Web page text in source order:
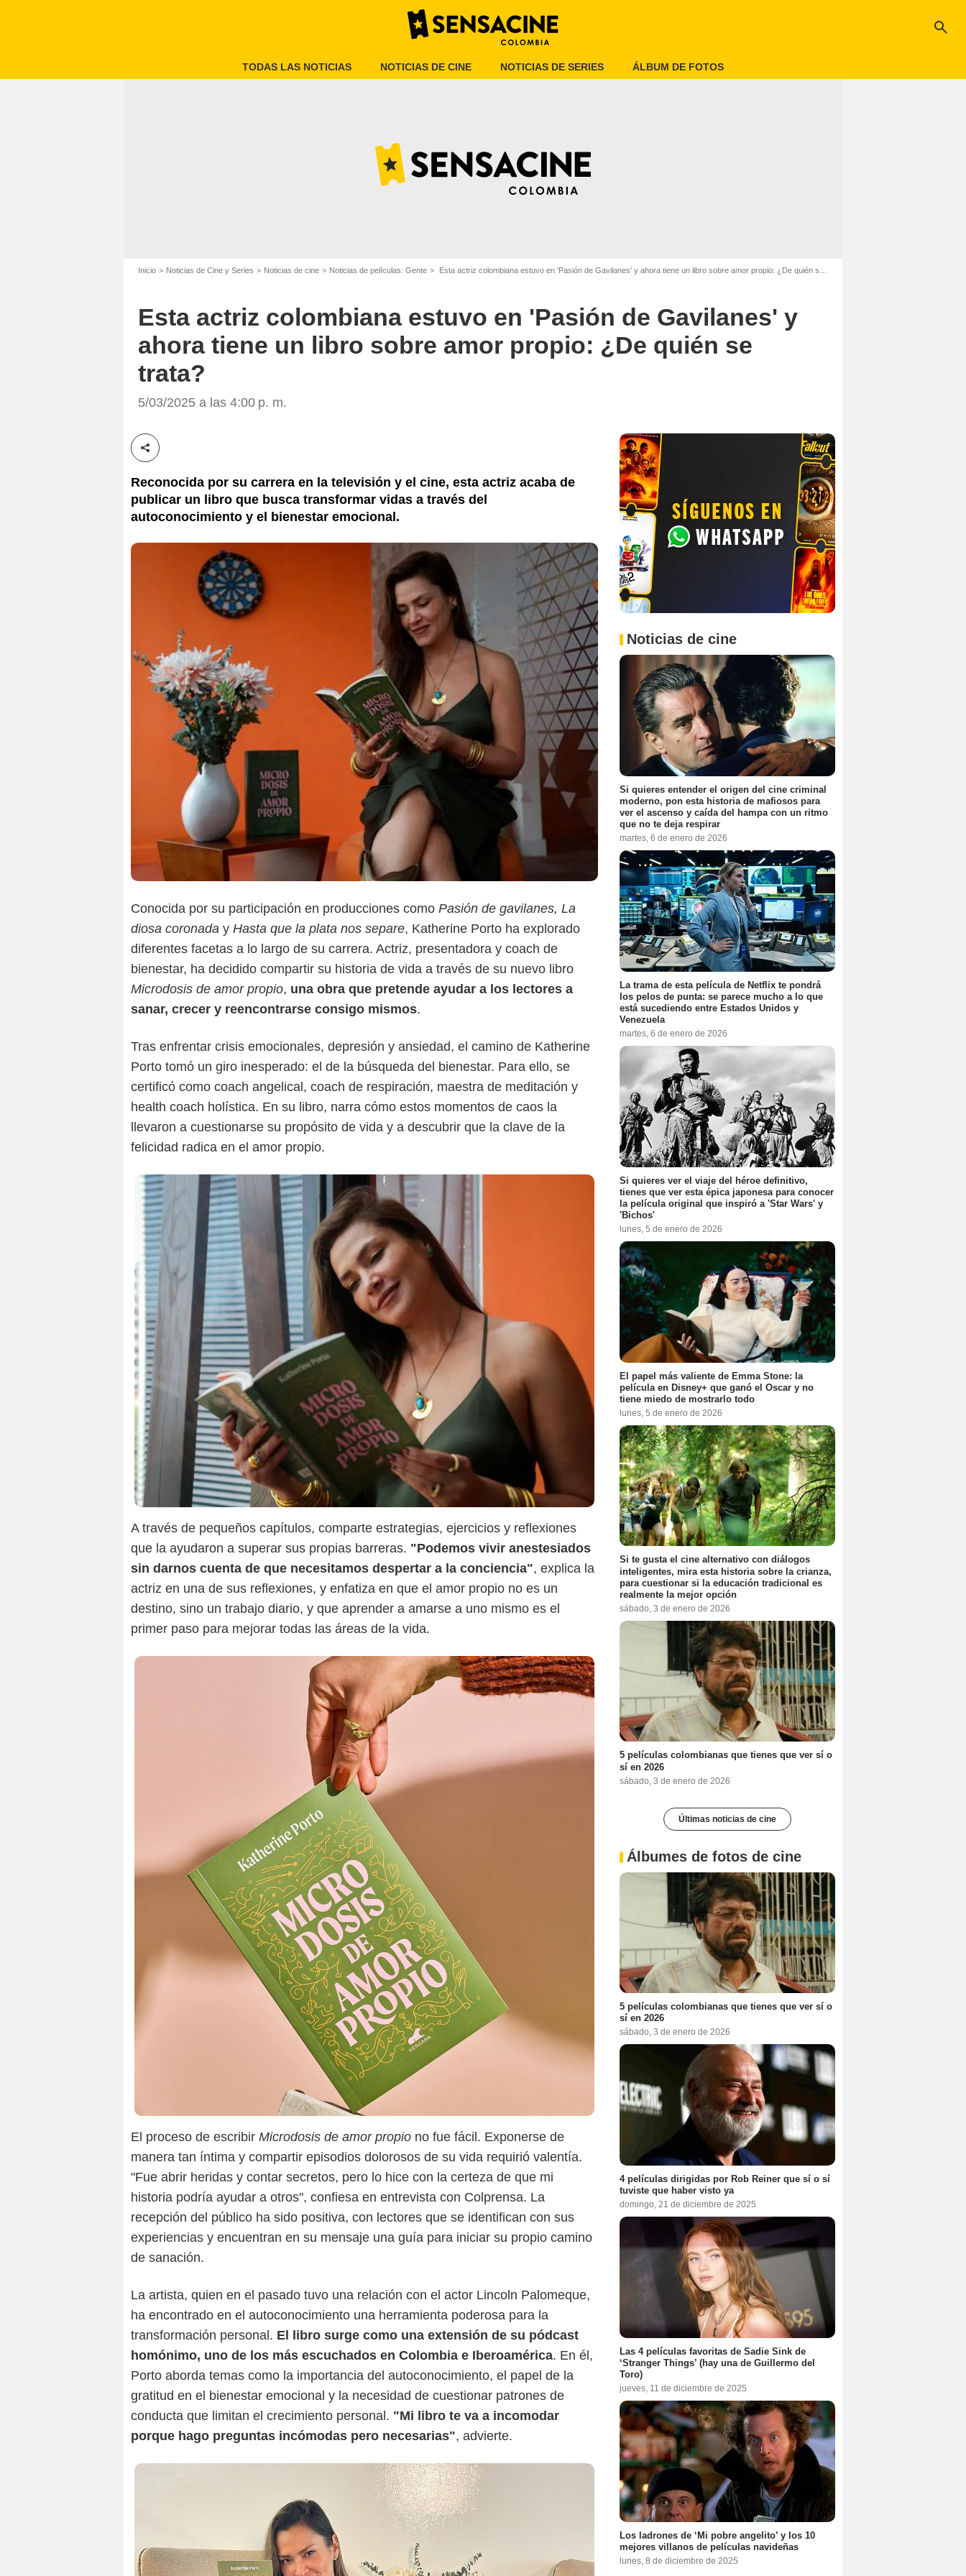
search
TODAS LAS NOTICIAS NOTICIAS DE CINE NOTICIAS DE SERIES ÁLBUM DE FOTOS
Inicio Noticias de Cine y Series Noticias de cine Noticias de películas: Gente Esta actriz colombiana estuvo en 'Pasión de Gavilanes' y ahora tiene un libro sobre amor propio: ¿De quién se trata?
Esta actriz colombiana estuvo en 'Pasión de Gavilanes' y
ahora tiene un libro sobre amor propio: ¿De quién se
trata?
5/03/2025 a las 4:00 p. m.
Compartir esta noticia
Reconocida por su carrera en la televisión y el cine, esta actriz acaba de
publicar un libro que busca transformar vidas a través del
autoconocimiento y el bienestar emocional.
Conocida por su participación en producciones como Pasión de gavilanes, La
diosa coronada y Hasta que la plata nos separe, Katherine Porto ha explorado
diferentes facetas a lo largo de su carrera. Actriz, presentadora y coach de
bienestar, ha decidido compartir su historia de vida a través de su nuevo libro
Microdosis de amor propio, una obra que pretende ayudar a los lectores a
sanar, crecer y reencontrarse consigo mismos.
Tras enfrentar crisis emocionales, depresión y ansiedad, el camino de Katherine
Porto tomó un giro inesperado: el de la búsqueda del bienestar. Para ello, se
certificó como coach angelical, coach de respiración, maestra de meditación y
health coach holística. En su libro, narra cómo estos momentos de caos la
llevaron a cuestionarse su propósito de vida y a descubrir que la clave de la
felicidad radica en el amor propio.
Colprensa
A través de pequeños capítulos, comparte estrategias, ejercicios y reflexiones
que la ayudaron a superar sus propias barreras. "Podemos vivir anestesiados
sin darnos cuenta de que necesitamos despertar a la conciencia", explica la
actriz en una de sus reflexiones, y enfatiza en que el amor propio no es un
destino, sino un trabajo diario, y que aprender a amarse a uno mismo es el
primer paso para mejorar todas las áreas de la vida.
Instagram
El proceso de escribir Microdosis de amor propio no fue fácil. Exponerse de
manera tan íntima y compartir episodios dolorosos de su vida requirió valentía.
"Fue abrir heridas y contar secretos, pero lo hice con la certeza de que mi
historia podría ayudar a otros", confiesa en entrevista con Colprensa. La
recepción del público ha sido positiva, con lectores que se identifican con sus
experiencias y encuentran en su mensaje una guía para iniciar su propio camino
de sanación.
La artista, quien en el pasado tuvo una relación con el actor Lincoln Palomeque,
ha encontrado en el autoconocimiento una herramienta poderosa para la
transformación personal. El libro surge como una extensión de su pódcast
homónimo, uno de los más escuchados en Colombia e Iberoamérica. En él,
Porto aborda temas como la importancia del autoconocimiento, el papel de la
gratitud en el bienestar emocional y la necesidad de cuestionar patrones de
conducta que limitan el crecimiento personal. "Mi libro te va a incomodar
porque hago preguntas incómodas pero necesarias", advierte.
Instagram
Noticias de cine
Si quieres entender el origen del cine criminal
moderno, pon esta historia de mafiosos para
ver el ascenso y caída del hampa con un ritmo
que no te deja respirar
martes, 6 de enero de 2026
La trama de esta película de Netflix te pondrá
los pelos de punta: se parece mucho a lo que
está sucediendo entre Estados Unidos y
Venezuela
martes, 6 de enero de 2026
Si quieres ver el viaje del héroe definitivo,
tienes que ver esta épica japonesa para conocer
la película original que inspiró a 'Star Wars' y
'Bichos'
lunes, 5 de enero de 2026
El papel más valiente de Emma Stone: la
película en Disney+ que ganó el Oscar y no
tiene miedo de mostrarlo todo
lunes, 5 de enero de 2026
Si te gusta el cine alternativo con diálogos
inteligentes, mira esta historia sobre la crianza,
para cuestionar si la educación tradicional es
realmente la mejor opción
sábado, 3 de enero de 2026
5 películas colombianas que tienes que ver sí o
sí en 2026
sábado, 3 de enero de 2026
Últimas noticias de cine
Álbumes de fotos de cine
5 películas colombianas que tienes que ver sí o
sí en 2026
sábado, 3 de enero de 2026
4 películas dirigidas por Rob Reiner que sí o sí
tuviste que haber visto ya
domingo, 21 de diciembre de 2025
Las 4 películas favoritas de Sadie Sink de
‘Stranger Things’ (hay una de Guillermo del
Toro)
jueves, 11 de diciembre de 2025
Los ladrones de ‘Mi pobre angelito’ y los 10
mejores villanos de películas navideñas
lunes, 8 de diciembre de 2025